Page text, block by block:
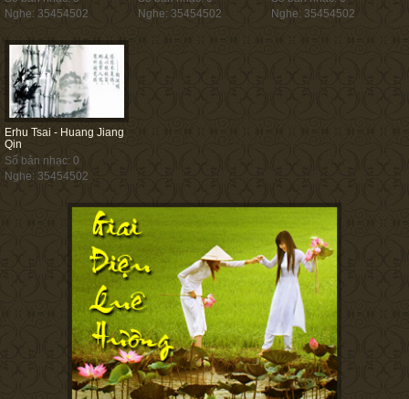
Nghe: 35454502
Nghe: 35454502
Nghe: 35454502
Erhu Tsai - Huang Jiang
Qin
Số bản nhạc: 0
Nghe: 35454502